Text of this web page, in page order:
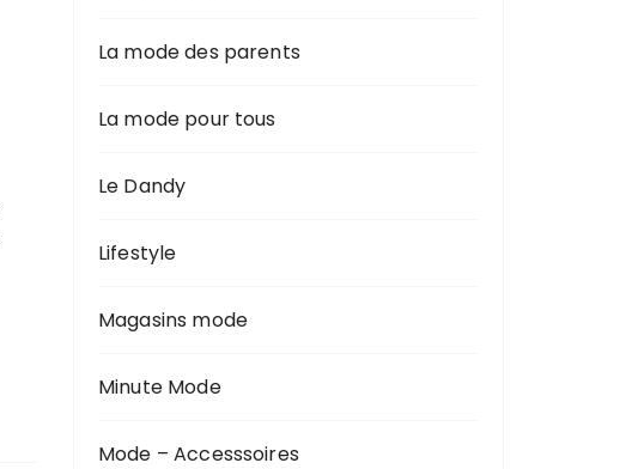
La mode des parents
La mode pour tous
Le Dandy
Lifestyle
Magasins mode
Minute Mode
Mode – Accesssoires